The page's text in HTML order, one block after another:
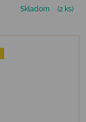
Skladom (2 ks)